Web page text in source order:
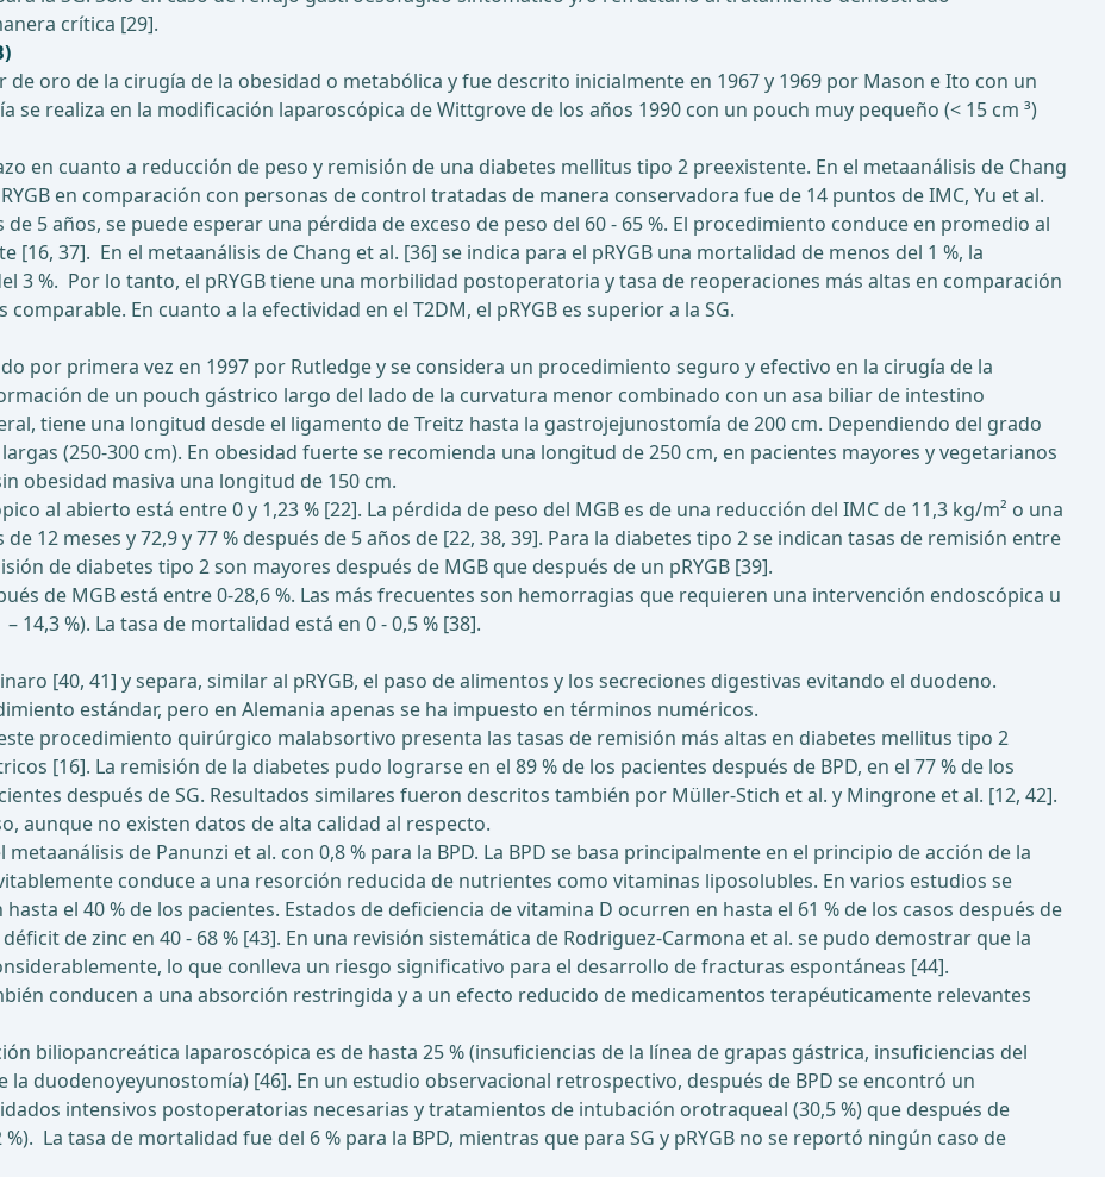
crítica [29].
de oro de la cirugía de la obesidad o metabólica y fue descrito inicialmente en 1967 y 1969 por Mason e Ito con un
realiza en la modificación laparoscópica de Wittgrove de los años 1990 con un pouch muy pequeño (< 15 cm ³)
en cuanto a reducción de peso y remisión de una diabetes mellitus tipo 2 preexistente. En el metaanálisis de Chang
en comparación con personas de control tratadas de manera conservadora fue de 14 puntos de IMC, Yu et al.
5 años, se puede esperar una pérdida de exceso de peso del 60 - 65 %. El procedimiento conduce en promedio al
37]. En el metaanálisis de Chang et al. [36] se indica para el pRYGB una mortalidad de menos del 1 %, la
3 %. Por lo tanto, el pRYGB tiene una morbilidad postoperatoria y tasa de reoperaciones más altas en comparación
En cuanto a la efectividad en el T2DM, el pRYGB es superior a la SG.
por primera vez en 1997 por Rutledge y se considera un procedimiento seguro y efectivo en la cirugía de la
de un pouch gástrico largo del lado de la curvatura menor combinado con un asa biliar de intestino
tiene una longitud desde el ligamento de Treitz hasta la gastrojejunostomía de 200 cm. Dependiendo del grado
(250-300 cm). En obesidad fuerte se recomienda una longitud de 250 cm, en pacientes mayores y vegetarianos
obesidad masiva una longitud de 150 cm.
al abierto está entre 0 y 1,23 % [22]. La pérdida de peso del MGB es de una reducción del IMC de 11,3 kg/m² o una
12 meses y 72,9 y 77 % después de 5 años de [22, 38, 39]. Para la diabetes tipo 2 se indican tasas de remisión entre
de diabetes tipo 2 son mayores después de MGB que después de un pRYGB [39].
de MGB está entre 0-28,6 %. Las más frecuentes son hemorragias que requieren una intervención endoscópica u
14,3 %). La tasa de mortalidad está en 0 - 0,5 % [38].
[40, 41] y separa, similar al pRYGB, el paso de alimentos y los secreciones digestivas evitando el duodeno.
estándar, pero en Alemania apenas se ha impuesto en términos numéricos.
procedimiento quirúrgico malabsortivo presenta las tasas de remisión más altas en diabetes mellitus tipo 2
[16]. La remisión de la diabetes pudo lograrse en el 89 % de los pacientes después de BPD, en el 77 % de los
después de SG. Resultados similares fueron descritos también por Müller-Stich et al. y Mingrone et al. [12, 42].
aunque no existen datos de alta calidad al respecto.
de Panunzi et al. con 0,8 % para la BPD. La BPD se basa principalmente en el principio de acción de la
conduce a una resorción reducida de nutrientes como vitaminas liposolubles. En varios estudios se
el 40 % de los pacientes. Estados de deficiencia de vitamina D ocurren en hasta el 61 % de los casos después de
de zinc en 40 - 68 % [43]. En una revisión sistemática de Rodriguez-Carmona et al. se pudo demostrar que la
lo que conlleva un riesgo significativo para el desarrollo de fracturas espontáneas [44].
conducen a una absorción restringida y a un efecto reducido de medicamentos terapéuticamente relevantes
biliopancreática laparoscópica es de hasta 25 % (insuficiencias de la línea de grapas gástrica, insuficiencias del
duodenoyeyunostomía) [46]. En un estudio observacional retrospectivo, después de BPD se encontró un
intensivos postoperatorias necesarias y tratamientos de intubación orotraqueal (30,5 %) que después de
La tasa de mortalidad fue del 6 % para la BPD, mientras que para SG y pRYGB no se reportó ningún caso de